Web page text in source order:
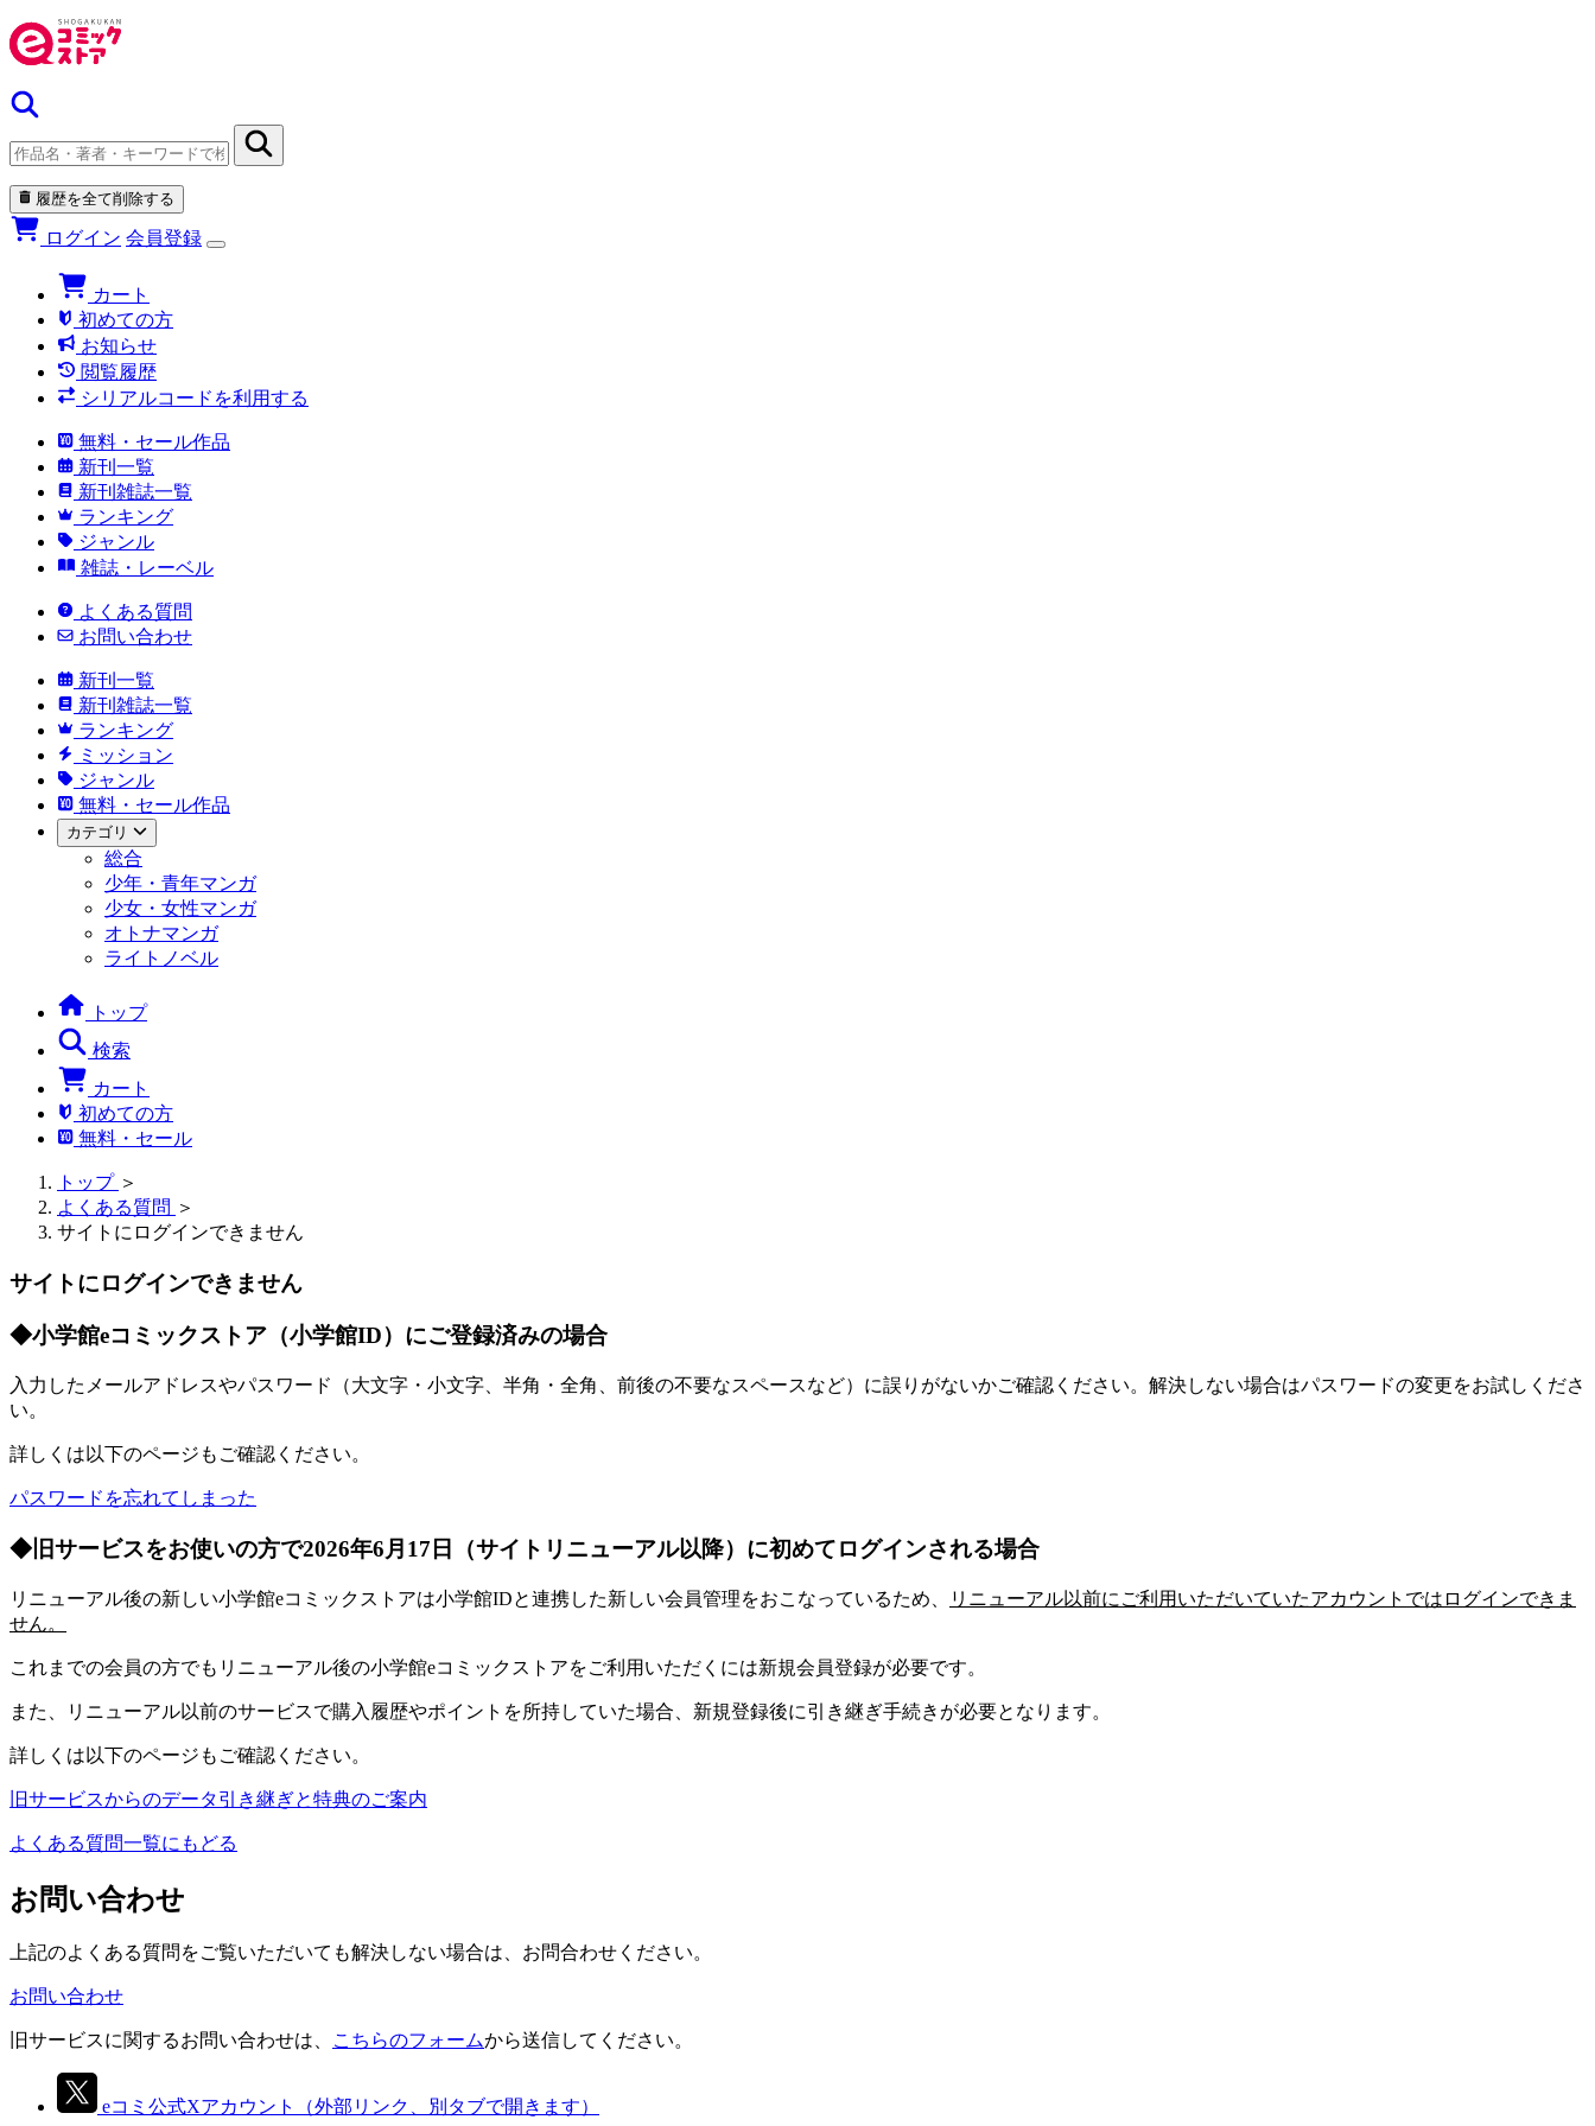
履歴を全て削除する
ログイン 会員登録
カート
初めての方
お知らせ
閲覧履歴
シリアルコードを利用する
無料・セール作品
新刊一覧
新刊雑誌一覧
ランキング
ジャンル
雑誌・レーベル
よくある質問
お問い合わせ
新刊一覧
新刊雑誌一覧
ランキング
ミッション
ジャンル
無料・セール作品
カテゴリ
総合
少年・青年マンガ
少女・女性マンガ
オトナマンガ
ライトノベル
トップ
検索
カート
初めての方
無料・セール
トップ ＞
よくある質問 ＞
サイトにログインできません
サイトにログインできません
◆小学館eコミックストア（小学館ID）にご登録済みの場合
入力したメールアドレスやパスワード（大文字・小文字、半角・全角、前後の不要なスペースなど）に誤りがないかご確認ください。解決しない場合はパスワードの変更をお試しくださ
い。
詳しくは以下のページもご確認ください。
パスワードを忘れてしまった
◆旧サービスをお使いの方で2026年6月17日（サイトリニューアル以降）に初めてログインされる場合
リニューアル後の新しい小学館eコミックストアは小学館IDと連携した新しい会員管理をおこなっているため、
リニューアル以前にご利用いただいていたアカウントではログインできま
せん。
これまでの会員の方でもリニューアル後の小学館eコミックストアをご利用いただくには新規会員登録が必要です。
また、リニューアル以前のサービスで購入履歴やポイントを所持していた場合、新規登録後に引き継ぎ手続きが必要となります。
詳しくは以下のページもご確認ください。
旧サービスからのデータ引き継ぎと特典のご案内
よくある質問一覧にもどる
お問い合わせ
上記のよくある質問をご覧いただいても解決しない場合は、お問合わせください。
お問い合わせ
旧サービスに関するお問い合わせは、 こちらのフォームから送信してください。
eコミ公式Xアカウント （外部リンク、別タブで開きます）